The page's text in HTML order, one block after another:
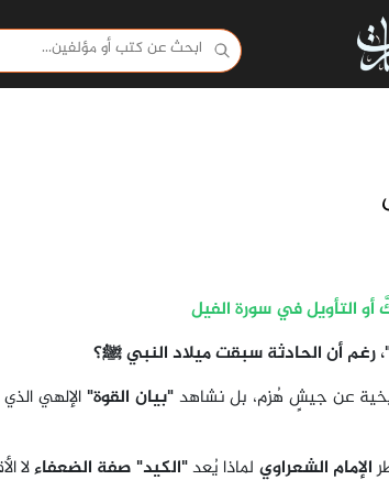
التأويل في سورة الفيل
رغم أن الحادثة سبقت ميلاد النبي ﷺ؟
عن جيشٍ هُزم، بل نشاهد"بيان القوة" الإلهي
الإمام الشعراوي لماذا يُعد"الكيد" صفة الضعفاءلا